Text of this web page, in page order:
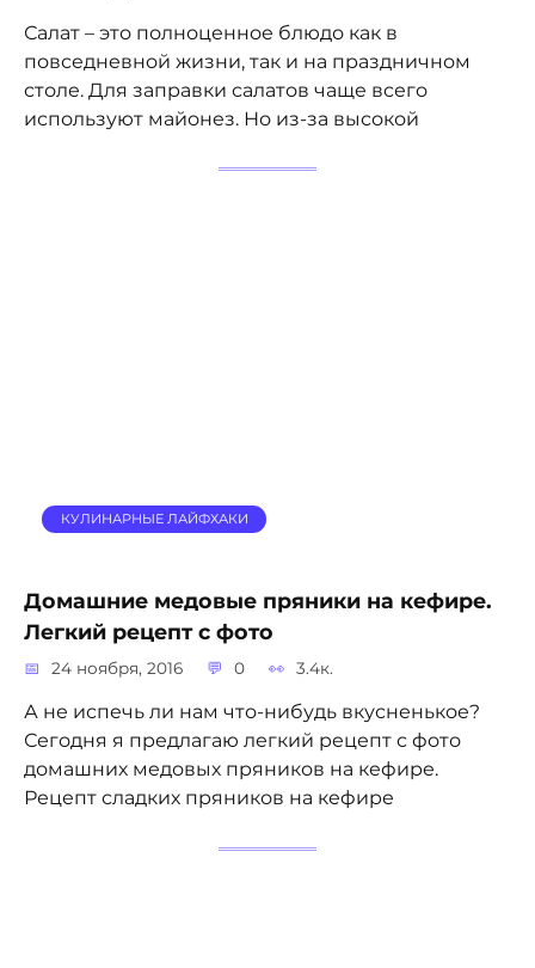
Салат – это полноценное блюдо как в
повседневной жизни, так и на праздничном
столе. Для заправки салатов чаще всего
используют майонез. Но из-за высокой
КУЛИНАРНЫЕ ЛАЙФХАКИ
Домашние медовые пряники на кефире.
Легкий рецепт с фото
24 ноября, 2016 0 3.4к.
А не испечь ли нам что-нибудь вкусненькое?
Сегодня я предлагаю легкий рецепт с фото
домашних медовых пряников на кефире.
Рецепт сладких пряников на кефире